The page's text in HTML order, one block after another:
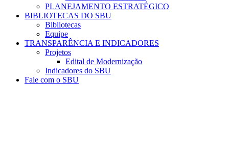
PLANEJAMENTO ESTRATÉGICO
BIBLIOTECAS DO SBU
Bibliotecas
Equipe
TRANSPARÊNCIA E INDICADORES
Projetos
Edital de Modernização
Indicadores do SBU
Fale com o SBU